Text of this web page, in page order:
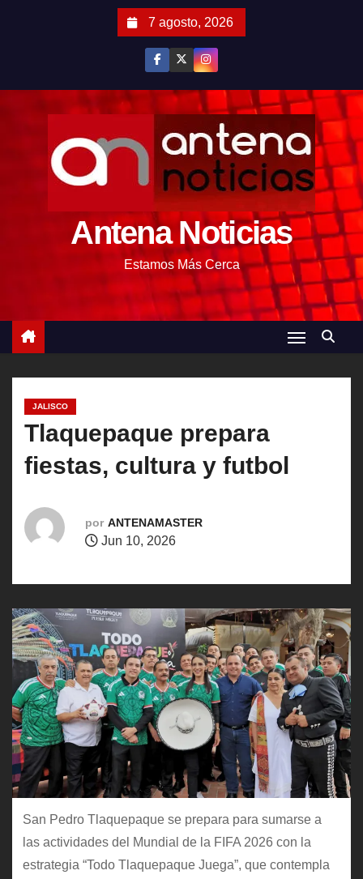
7 agosto, 2026
Antena Noticias
Estamos Más Cerca
JALISCO
Tlaquepaque prepara
fiestas, cultura y futbol
por ANTENAMASTER
Jun 10, 2026
San Pedro Tlaquepaque se prepara para sumarse a
las actividades del Mundial de la FIFA 2026 con la
estrategia “Todo Tlaquepaque Juega”, que contempla